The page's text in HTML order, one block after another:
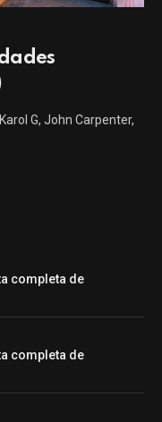
G, John Carpenter,
completa de
completa de